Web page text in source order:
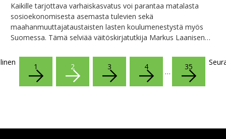
Kaikille tarjottava varhaiskasvatus voi parantaa matalasta
sosioekonomisesta asemasta tulevien sekä
maahanmuuttajataustaisten lasten koulumenestystä myös
Suomessa. Tämä selviää väitöskirjatutkija Markus Laanisen…
1 2 3 4 … 35